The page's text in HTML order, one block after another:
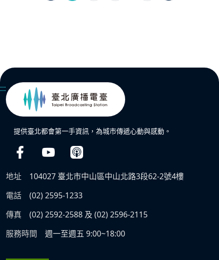
:::
提供臺北都會第一手資訊，為城市傳遞心動與感動。
地址
104027 臺北市中山區中山北路3段62-2號4樓
電話
(02) 2595-1233
傳真
(02) 2592-2588 及 (02) 2596-2115
服務時間
週一至週五 9:00~18:00